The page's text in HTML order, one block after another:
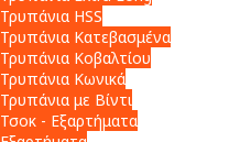
Τρυπάνια HSS
Τρυπάνια Κατεβασμένα
Τρυπάνια Κοβαλτίου
Τρυπάνια Κωνικά
Τρυπάνια με Βίντι
Τσοκ - Εξαρτήματα